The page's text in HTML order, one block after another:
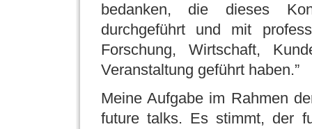
bedanken, die dieses
durchgeführt und mit
Forschung, Wirtschaft,
Veranstaltung geführt haben.”
Meine Aufgabe im Rahmen
future talks. Es stimmt, der